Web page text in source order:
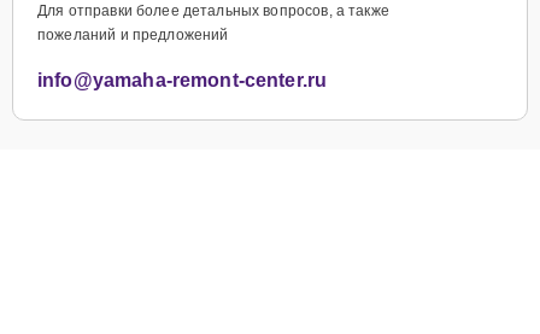
Для отправки более детальных вопросов, а также
пожеланий и предложений
info@yamaha-remont-center.ru